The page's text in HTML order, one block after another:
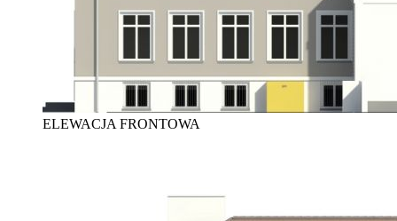
ELEWACJA FRONTOWA